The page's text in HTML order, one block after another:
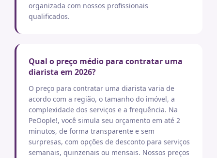
organizada com nossos profissionais
qualificados.
Qual o preço médio para contratar uma
diarista em 2026?
O preço para contratar uma diarista varia de
acordo com a região, o tamanho do imóvel, a
complexidade dos serviços e a frequência. Na
PeOople!, você simula seu orçamento em até 2
minutos, de forma transparente e sem
surpresas, com opções de desconto para serviços
semanais, quinzenais ou mensais. Nossos preços